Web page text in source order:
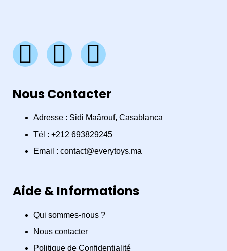
F
a
c
e
b
o
o
k
I
n
s
t
a
g
r
a
W
h
a
t
s
a
p
Nous Contacter
Adresse : Sidi Maârouf, Casablanca
Tél : +212 693829245
Email : contact@everytoys.ma
Aide & Informations
Qui sommes-nous ?
Nous contacter
Politique de Confidentialité